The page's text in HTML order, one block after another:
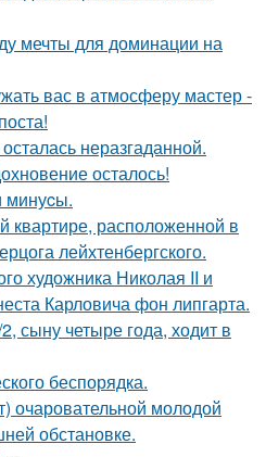
мечты для доминации на
вас в атмосферу мастер -
неразгаданной.
осталось!
минуcы.
квартире, расположенной в
лейхтенбергского.
художника Николая II и
Карловича фон липгарта.
сыну четыре года, ходит в
беспорядка.
очаровательной молодой
обстановке.